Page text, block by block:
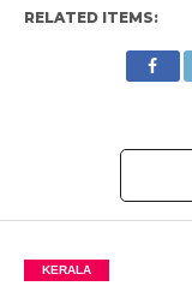
RELATED ITEMS:
KERALA